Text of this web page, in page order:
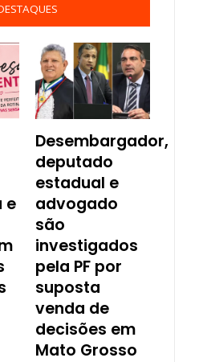
e
Desembargador,
deputado
estadual e
advogado
são
investigados
pela PF por
suposta
venda de
decisões em
Mato Grosso